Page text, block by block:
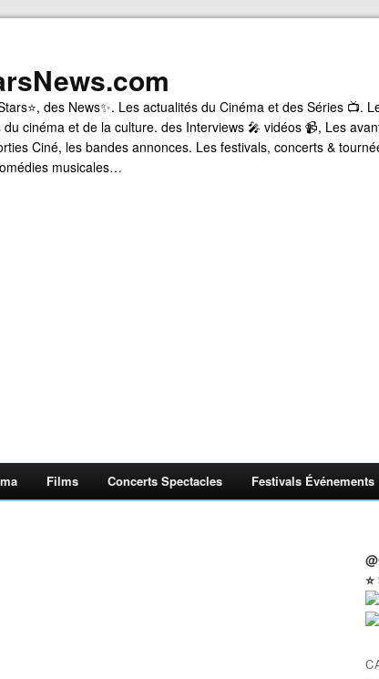
des News✨. Les actualités du Cinéma et des Séries 📺.
du cinéma et de la culture. des Interviews 🎤 vidéos 📹, Les
Ciné, les bandes annonces. Les festivals, concerts &
musicales…
Films Concerts Spectacles Festivals Événements